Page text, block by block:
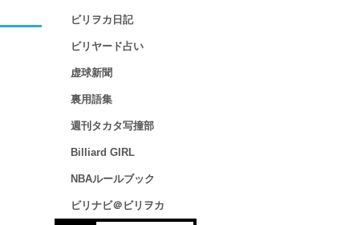
ビリヲカ日記
ビリヤード占い
虚球新聞
裏用語集
週刊タカタ写撞部
Billiard GIRL
NBAルールブック
ビリナビ＠ビリヲカ